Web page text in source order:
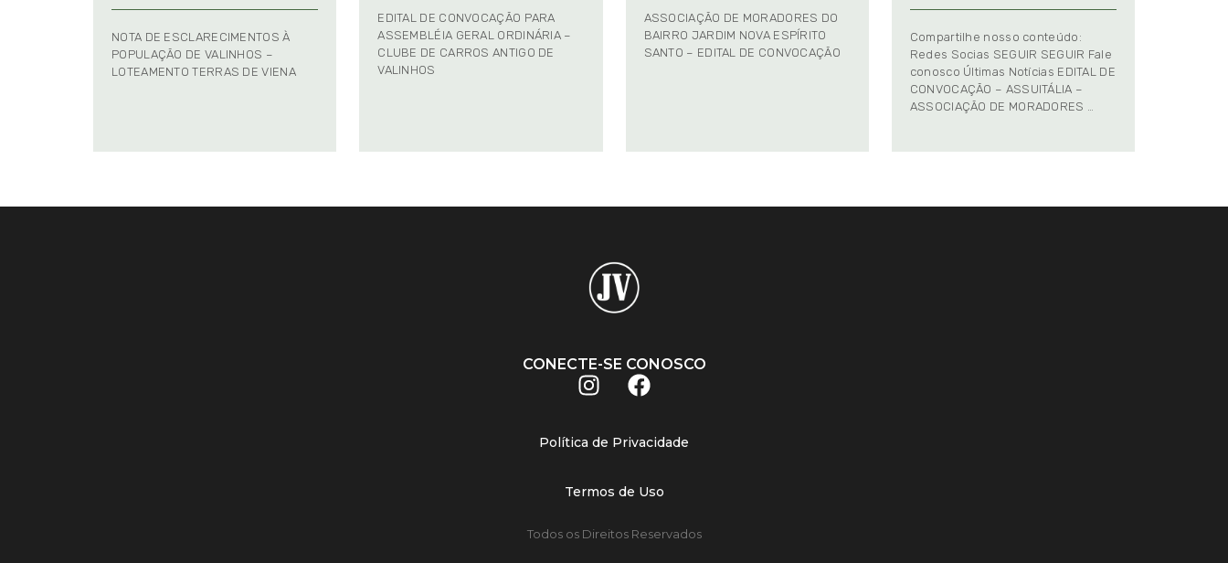
NOTA DE ESCLARECIMENTOS À
POPULAÇÃO DE VALINHOS –
LOTEAMENTO TERRAS DE VIENA
EDITAL DE CONVOCAÇÃO PARA
ASSEMBLÉIA GERAL ORDINÁRIA –
CLUBE DE CARROS ANTIGO DE
VALINHOS
ASSOCIAÇÃO DE MORADORES DO
BAIRRO JARDIM NOVA ESPÍRITO
SANTO – EDITAL DE CONVOCAÇÃO
Compartilhe nosso conteúdo:
Redes Socias SEGUIR SEGUIR Fale
conosco Últimas Notícias EDITAL DE
CONVOCAÇÃO – ASSUITÁLIA –
ASSOCIAÇÃO DE MORADORES …
CONECTE-SE CONOSCO
Política de Privacidade
Termos de Uso
Todos os Direitos Reservados